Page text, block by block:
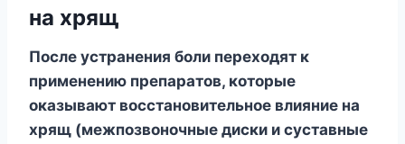
на хрящ
После устранения боли переходят к
применению препаратов, которые
оказывают восстановительное влияние на
хрящ (межпозвоночные диски и суставные